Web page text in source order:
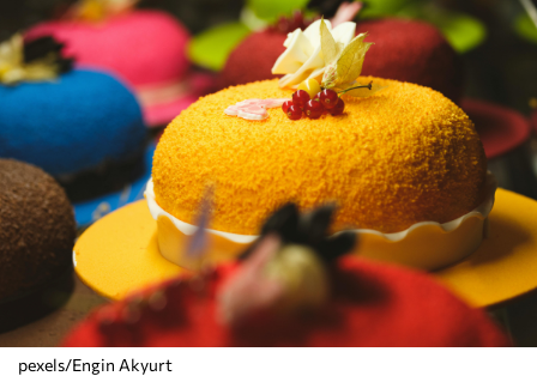
pexels/Engin Akyurt